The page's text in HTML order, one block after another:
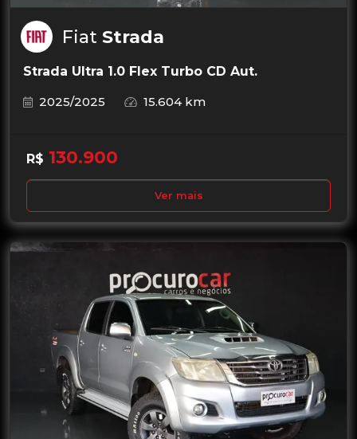
Fiat Strada
Strada Ultra 1.0 Flex Turbo CD Aut.
2025/2025
15.604 km
R$ 130.900
Ver mais